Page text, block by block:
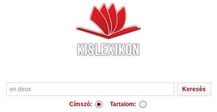
Címszó: Tartalom: